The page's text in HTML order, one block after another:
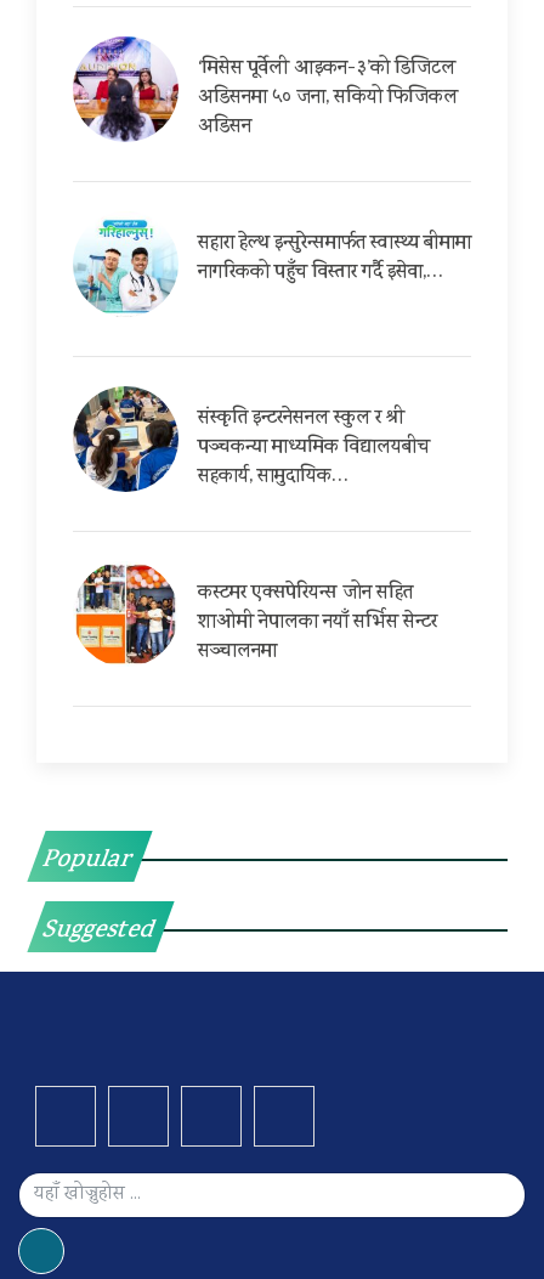
‘मिसेस पूर्वेली आइकन-३’को डिजिटल
अडिसनमा ५० जना, सकियो फिजिकल
अडिसन
सहारा हेल्थ इन्सुरेन्समार्फत स्वास्थ्य बीमामा
नागरिकको पहुँच विस्तार गर्दै इसेवा,…
संस्कृति इन्टरनेसनल स्कुल र श्री
पञ्चकन्या माध्यमिक विद्यालयबीच
सहकार्य, सामुदायिक…
कस्टमर एक्सपेरियन्स जोन सहित
शाओमी नेपालका नयाँ सर्भिस सेन्टर
सञ्चालनमा
Popular
Suggested